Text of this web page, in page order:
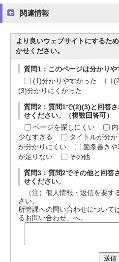
関連情報
より良いウェブサイトにするた
かせください。
質問1：このページは分かりや
(1)分かりやすかった
(3)分かりにくかった
質問2：質問1で(2)(3)と回答
せください。（複数回答可）
ページを探しにくい
少なすぎる
タイトルが分
が分かりにくい
箇条書き
が足りない
その他
質問3：質問2でその他と回答
せください。
（注）個人情報・返信を要す
さい。
所管課への問い合わせについて
るお問い合わせ」へ。
送信